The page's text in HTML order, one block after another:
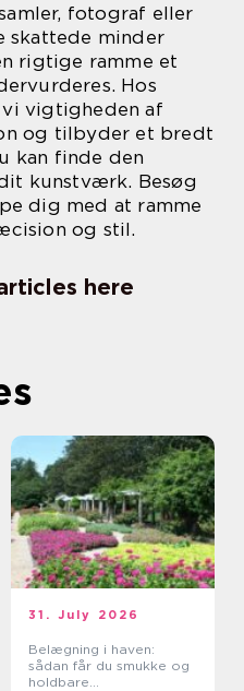
fotograf eller
skattede minder
rigtige ramme et
Hos
vigtigheden af
og tilbyder et bredt
kan finde den
kunstværk. Besøg
dig med at ramme
og stil.
here
31. July 2026
Belægning i haven:
sådan får du smukke og
holdbare